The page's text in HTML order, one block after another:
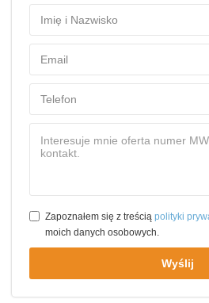
Zapoznałem się z treścią polityki
moich danych osobowych.
Wyślij